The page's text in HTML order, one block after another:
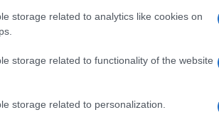
storage related to analytics like cookies on
storage related to functionality of the website
storage related to personalization.
opslaat. Dit biedt een extra
Voorbeelden van
veilige manier om je activa op